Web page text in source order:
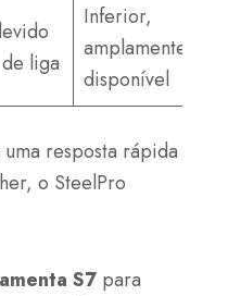
liga
Inferior,
amplamente
disponível
resposta rápida
o SteelPro
S7 para